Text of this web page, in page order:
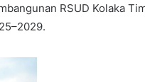
RSUD Kolaka